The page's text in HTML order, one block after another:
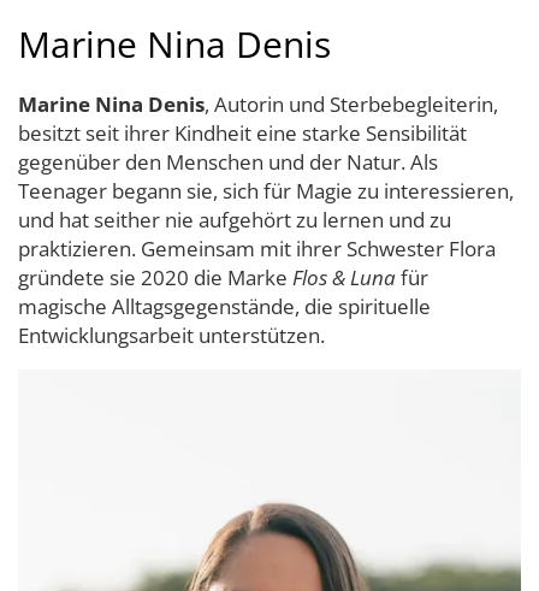
Marine Nina Denis
Marine Nina Denis, Autorin und Sterbebegleiterin,
besitzt seit ihrer Kindheit eine starke Sensibilität
gegenüber den Menschen und der Natur. Als
Teenager begann sie, sich für Magie zu interessieren,
und hat seither nie aufgehört zu lernen und zu
praktizieren. Gemeinsam mit ihrer Schwester Flora
gründete sie 2020 die Marke Flos & Lunafür
magische Alltagsgegenstände, die spirituelle
Entwicklungsarbeit unterstützen.